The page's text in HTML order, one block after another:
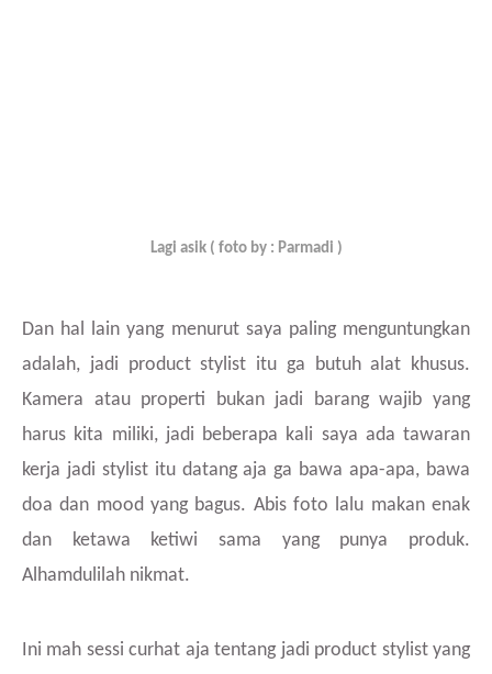
Lagi asik ( foto by : Parmadi )
Dan hal lain yang menurut saya paling menguntungkan
adalah, jadi product stylist itu ga butuh alat khusus.
Kamera atau properti bukan jadi barang wajib yang
harus kita miliki, jadi beberapa kali saya ada tawaran
kerja jadi stylist itu datang aja ga bawa apa-apa, bawa
doa dan mood yang bagus. Abis foto lalu makan enak
dan ketawa ketiwi sama yang punya produk.
Alhamdulilah nikmat.
Ini mah sessi curhat aja tentang jadi product stylist yang